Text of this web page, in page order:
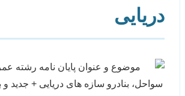
دریایی